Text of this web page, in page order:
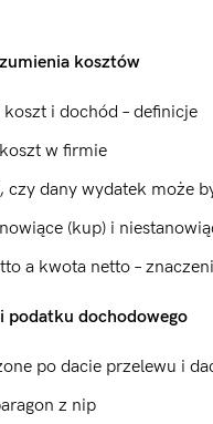
kosztów
i dochód – definicje
w firmie
czy dany wydatek może
(kup) i
a kwota netto –
podatku dochodowego
po dacie przelewu i
z nip